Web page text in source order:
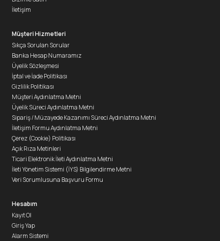
İletişim
Müşteri Hizmetleri
Sıkça Sorulan Sorular
Banka Hesap Numaramız
Üyelik Sözleşmesi
İptal ve İade Politikası
Gizlilik Politikası
Müşteri Aydınlatma Metni
Üyelik Süreci Aydınlatma Metni
Sipariş / Müzayede Kazanımı Süreci Aydınlatma Metni
İletişim Formu Aydınlatma Metni
Çerez (Cookie) Politikası
Açık Rıza Metinleri
Ticari Elektronik İleti Aydınlatma Metni
İleti Yönetim Sistemi (İYS) Bilgilendirme Metni
Veri Sorumlusuna Başvuru Formu
Hesabım
Kayıt Ol
Giriş Yap
Alarm Sistemi